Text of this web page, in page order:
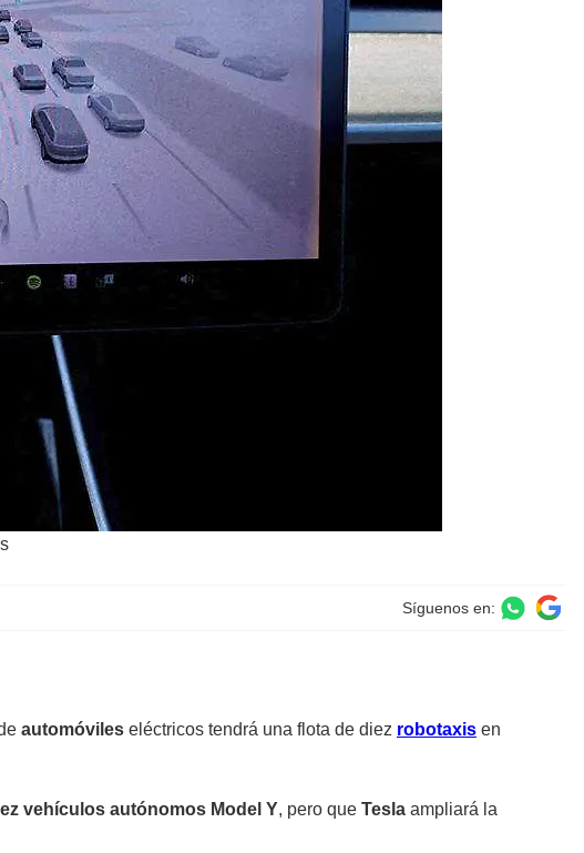
Síguenos en:
automóviles eléctricos tendrá una flota de diez robotaxis en
vehículos autónomos Model Y, pero que Tesla ampliará la